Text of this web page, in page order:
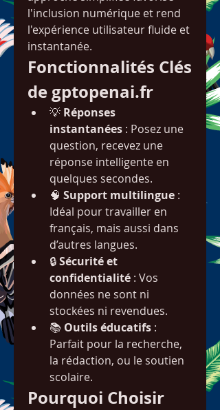
l'inclusion numérique et rend
l'expérience utilisateur fluide et
instantanée.
Fonctionnalités Clés
de gptopenai.fr
💡 Réponses
instantanées : Posez une
question, recevez une
réponse intelligente en
quelques secondes.
🧠 Support multilingue :
Idéal pour travailler en
français, mais aussi dans
d’autres langues.
🔒 Sécurité et
confidentialité : Vos
données ne sont ni
stockées ni revendues.
📚 Outils éducatifs :
Parfait pour la recherche,
la rédaction, ou le soutien
scolaire.
Pourquoi Choisir